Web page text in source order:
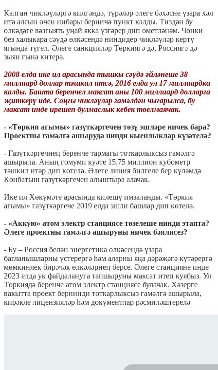
Калган чикләүләргә килгәндә, түрәләр әлеге бәхәсне үзара хәл
итә алсын өчен нибары берничә пункт калды. Тиздән бу
өлкәдәге вәзгыять уңай якка үзгәрер дип өметләнәм. Чөнки
без халыкара сәүдә өлкәсендә ниндидер чикләүләр кертү
ягында түгел. Әлеге санкцияләр Төркиягә дә, Россиягә дә
зыян гына китерә.
2008 елда ике ил арасында тышкы сәүдә әйләнеше 38
миллиард доллар тәшкил итсә, 2016 елда ул 17 миллиардка
калды. Башта беренчел максат аны 100 миллиард долларга
җиткерү иде. Соңгы чикләүләр гамәлдән чыгарылса, бу
максат инде ирешеп булмаслык кебек тоелмаячак.
- «Төркия агымы» газүткәргечен төзү эшләре ничек бара?
Проектны гамәлгә ашыруда нинди кыенлыклар күзәтелә?
- Газүткәргечнең беренче тармагы тоткарлыксыз гамәлгә
ашырыла. Аның гомуми куәте 15,75 миллион кубометр
тәшкил итәр дип көтелә. Әлеге линия билгеле бер күләмдә
Көнбатыш газүткәргечен алыштыра алачак.
Ике ил Хөкүмәте арасында килешү имзаланды. «Төркия
агымы» газүткәргече 2019 елда эшли башлар дип көтелә.
- «Аккую» атом электр станциясе төзелеше нинди этапта?
Әлеге проектны гамәлгә ашыруны ничек бәялисез?
- Бу – Россия белән энергетика өлкәсендә үзара
багланышларны үстерергә һәм аларны яңа дәрәҗәгә күтәрергә
мөмкинлек бирәчәк өлкәләрнең берсе. Әлеге станцияне инде
2023 елда ук файдалануга тапшыруны максат итеп куябыз. Ул
Төркиядә беренче атом электр станциясе булачак. Хәзерге
вакытта проект бернинди тоткарлыксыз гамәлгә ашырыла,
кирәкле лицензияләр һәм документлар рәсмиләштерелә